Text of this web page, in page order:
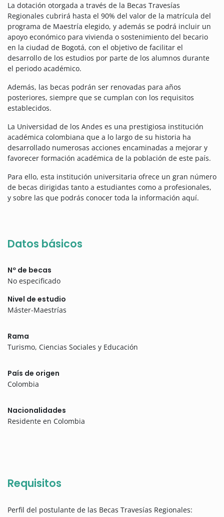
La dotación otorgada a través de la Becas Travesías
Regionales cubrirá hasta el 90% del valor de la matrícula del
programa de Maestría elegido, y además se podrá incluir un
apoyo económico para vivienda o sostenimiento del becario
en la ciudad de Bogotá, con el objetivo de facilitar el
desarrollo de los estudios por parte de los alumnos durante
el periodo académico.
Además, las becas podrán ser renovadas para años
posteriores, siempre que se cumplan con los requisitos
establecidos.
La Universidad de los Andes es una prestigiosa institución
académica colombiana que a lo largo de su historia ha
desarrollado numerosas acciones encaminadas a mejorar y
favorecer formación académica de la población de este país.
Para ello, esta institución universitaria ofrece un gran número
de becas dirigidas tanto a estudiantes como a profesionales,
y sobre las que podrás conocer toda la información aquí.
Datos básicos
Nº de becas
No especificado
Nivel de estudio
Máster-Maestrías
Rama
Turismo, Ciencias Sociales y Educación
País de origen
Colombia
Nacionalidades
Residente en Colombia
Requisitos
Perfil del postulante de las Becas Travesías Regionales: